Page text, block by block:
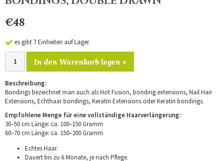
€48
es gibt 7 Einheiten auf Lager
In den Warenkorb legen »
Beschreibung:
Bondings bezeichnet man auch als Hot Fusion, bonding extensions, Nail Hair
Extensions, Echthaar bondings, Keratin Extensions oder Keratin bondings.
Empfohlene Menge für eine vollständige Haarverlängerung:
30–50 cm Länge: ca. 100–150 Gramm
60–70 cm Länge: ca. 150–200 Gramm
Echtes Haar.
Dauert bis zu 6 Monate, je nach Pflege.